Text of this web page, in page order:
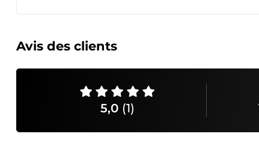
Avis des clients
5,0 (1)